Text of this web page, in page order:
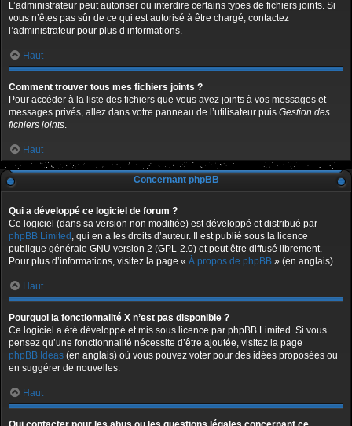
L’administrateur peut autoriser ou interdire certains types de fichiers joints. Si
vous n’êtes pas sûr de ce qui est autorisé à être chargé, contactez
l’administrateur pour plus d’informations.
Haut
Comment trouver tous mes fichiers joints ?
Pour accéder à la liste des fichiers que vous avez joints à vos messages et
messages privés, allez dans votre panneau de l’utilisateur puis Gestion des
fichiers joints.
Haut
Concernant phpBB
Qui a développé ce logiciel de forum ?
Ce logiciel (dans sa version non modifiée) est développé et distribué par
phpBB Limited , qui en a les droits d’auteur. Il est publié sous la licence
publique générale GNU version 2 (GPL-2.0) et peut être diffusé librement.
Pour plus d’informations, visitez la page « À propos de phpBB » (en anglais).
Haut
Pourquoi la fonctionnalité X n’est pas disponible ?
Ce logiciel a été développé et mis sous licence par phpBB Limited. Si vous
pensez qu’une fonctionnalité nécessite d’être ajoutée, visitez la page
phpBB Ideas (en anglais) où vous pouvez voter pour des idées proposées ou
en suggérer de nouvelles.
Haut